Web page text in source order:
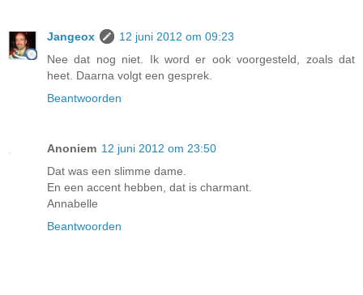
Jangeox
12 juni 2012 om 09:23
Nee dat nog niet. Ik word er ook voorgesteld, zoals dat
heet. Daarna volgt een gesprek.
Beantwoorden
Anoniem 12 juni 2012 om 23:50
Dat was een slimme dame.
En een accent hebben, dat is charmant.
Annabelle
Beantwoorden